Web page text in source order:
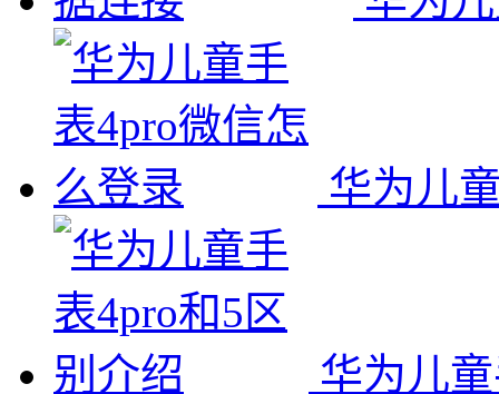
华为儿
华为儿